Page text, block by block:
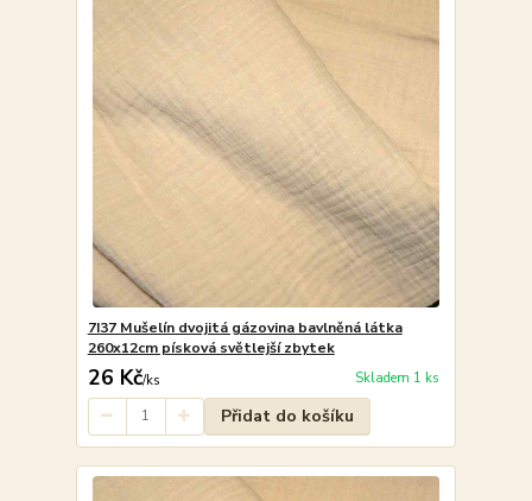
7I37 Mušelín dvojitá gázovina bavlněná látka
260x12cm písková světlejší zbytek
26 Kč/ks Skladem 1 ks
Přidat do košíku